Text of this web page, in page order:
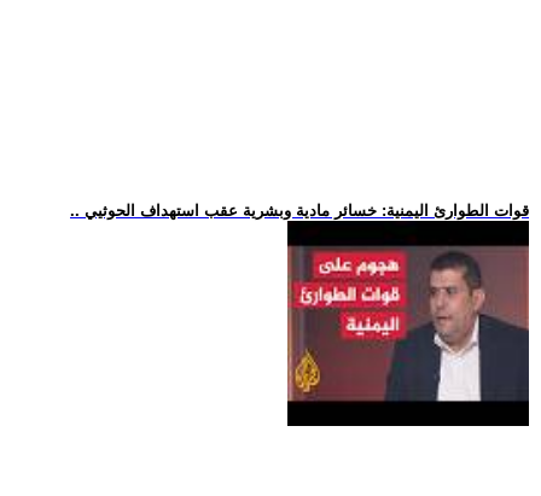
.. قوات الطوارئ اليمنية: خسائر مادية وبشرية عقب استهداف الحوثيي